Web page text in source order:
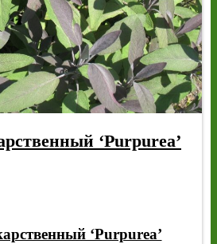
‘Purpurea’
‘Purpurea’